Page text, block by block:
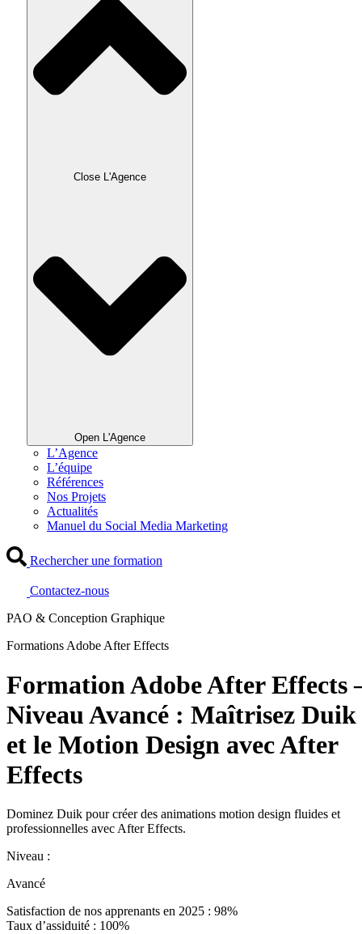
Close L'Agence
Open L'Agence
L’Agence
L’équipe
Références
Nos Projets
Actualités
Manuel du Social Media Marketing
Rechercher une formation
Contactez-nous
PAO & Conception Graphique
Formations Adobe After Effects
Formation Adobe After Effects
Niveau Avancé : Maîtrisez Duik
et le Motion Design avec After
Effects
Dominez Duik pour créer des animations motion design fluides et
professionnelles avec After Effects.
Niveau :
Avancé
Satisfaction de nos apprenants en 2025 : 98%
Taux d’assiduité : 100%